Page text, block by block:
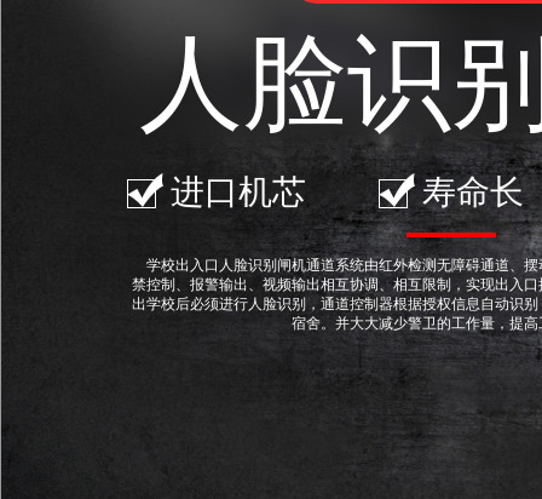
人脸识
进口机芯 寿命长
学校出入口人脸识别闸机通道系统由红外检测无障碍通道、
禁控制、报警输出、视频输出相互协调、相互限制，实现出入
出学校后必须进行人脸识别，通道控制器根据授权信息自动识
宿舍。并大大减少警卫的工作量，提